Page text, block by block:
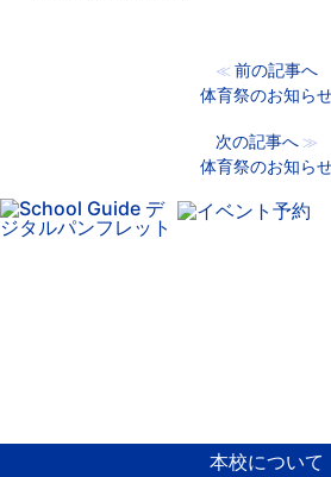
≪ 前の記事へ
体育祭のお知ら
次の記事へ ≫
体育祭のお知ら
本校について